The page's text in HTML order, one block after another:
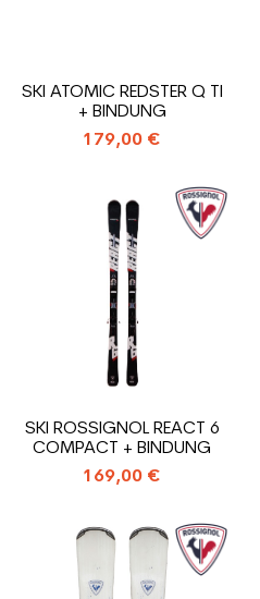
SKI ATOMIC REDSTER Q TI
+ BINDUNG
179,00 €
SKI ROSSIGNOL REACT 6
COMPACT + BINDUNG
169,00 €